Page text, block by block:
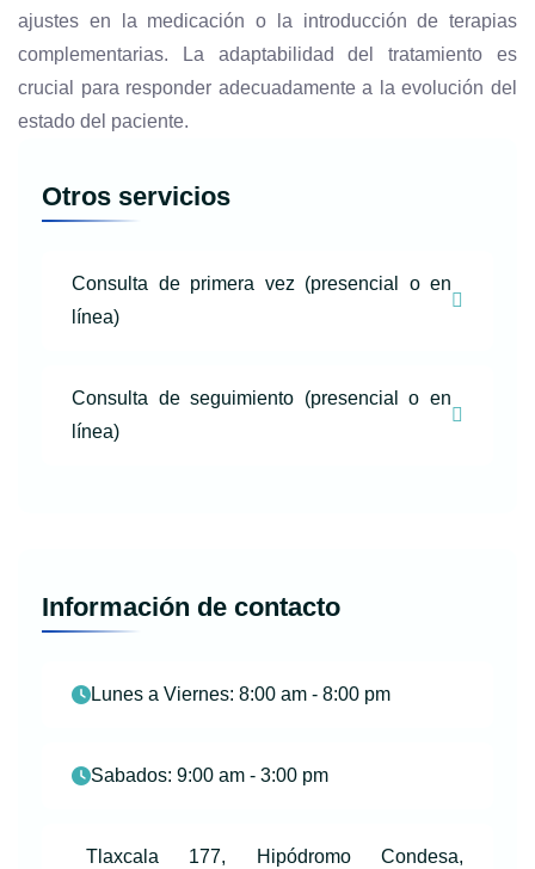
ajustes en la medicación o la introducción de terapias
complementarias. La adaptabilidad del tratamiento es
crucial para responder adecuadamente a la evolución del
estado del paciente.
Otros servicios
Consulta de primera vez (presencial o en
línea)
Consulta de seguimiento (presencial o en
línea)
Información de contacto
Lunes a Viernes: 8:00 am - 8:00 pm
Sabados: 9:00 am - 3:00 pm
Tlaxcala 177, Hipódromo Condesa,